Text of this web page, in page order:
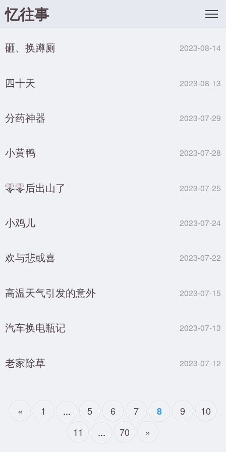
忆往事
砸、换蹲厕 2023-08-14
四十天 2023-08-13
分药神器 2023-07-29
小黄鸭 2023-07-28
零零后出山了 2023-07-25
小鸡儿 2023-07-24
欢与悲或喜 2023-07-22
高温天气引发的意外 2023-07-15
汽车换电瓶记 2023-07-13
老家除草 2023-07-12
« 1 ... 5 6 7 8 9
10
11
... 70 »